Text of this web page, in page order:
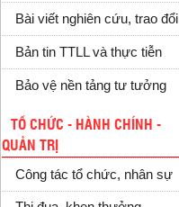
Bài viết nghiên cứu, trao đổi
Bản tin TTLL và thực tiễn
Bảo vệ nền tảng tư tưởng
TỔ CHỨC - HÀNH CHÍNH -
QUẢN TRỊ
Công tác tổ chức, nhân sự